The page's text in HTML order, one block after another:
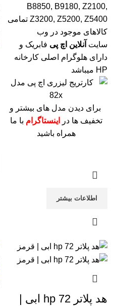
B8850, B9180, Z2100,
Z3200, Z5200, Z5400 تمامی
کالاهای موجود در وب
سایت آنلاین اچ پی فابریک و
دارای هلوگرام اصلی کارخانه
HP میباشد
برای دیدن مدل های بیشتر و
تخفیف ها در
اینستاگرام با ما
همراه باشید
اطلاعات بیشتر
هد پلاتر 72 hp ابی |